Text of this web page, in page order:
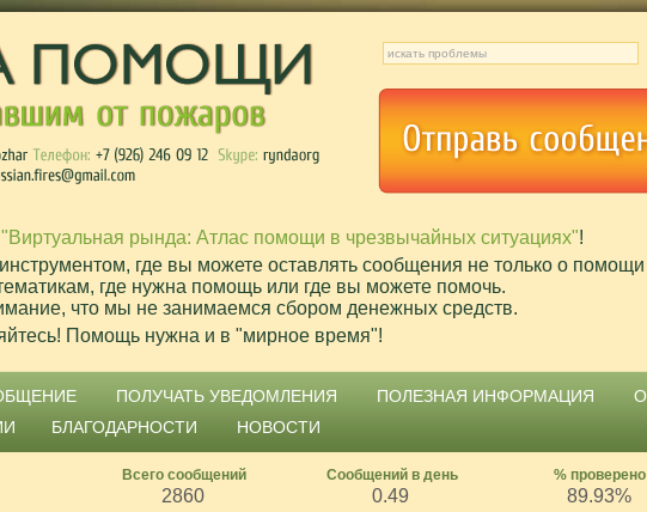
"Виртуальная рында: Атлас помощи в чрезвычайных ситуациях"!
где вы можете оставлять сообщения не только о
где нужна помощь или где вы можете помочь.
что мы не занимаемся сбором денежных средств.
Помощь нужна и в "мирное время"!
ПОЛУЧАТЬ УВЕДОМЛЕНИЯ ПОЛЕЗНАЯ ИНФОРМАЦИЯ
БЛАГОДАРНОСТИ НОВОСТИ
Всего сообщений Сообщений в день % проверено
2860 0.49 89.93%